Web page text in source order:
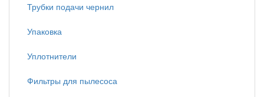
Трубки подачи чернил
Упаковка
Уплотнители
Фильтры для пылесоса